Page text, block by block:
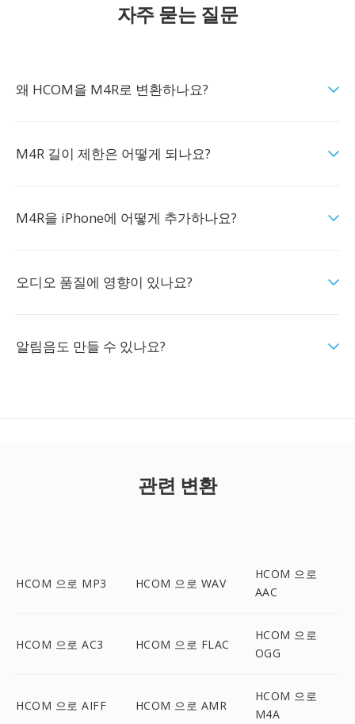
자주 묻는 질문
왜 HCOM을 M4R로 변환하나요?
M4R 길이 제한은 어떻게 되나요?
M4R을 iPhone에 어떻게 추가하나요?
오디오 품질에 영향이 있나요?
알림음도 만들 수 있나요?
관련 변환
HCOM 으로 MP3 HCOM 으로 WAV
HCOM 으로
AAC
HCOM 으로 AC3 HCOM 으로 FLAC
HCOM 으로
OGG
HCOM 으로 AIFF HCOM 으로 AMR
HCOM 으로
M4A